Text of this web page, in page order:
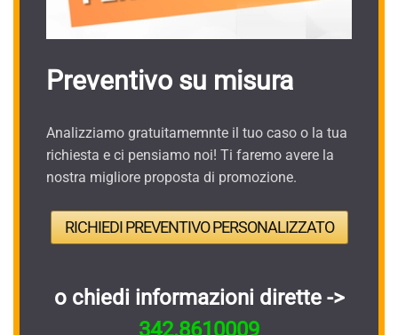
Preventivo su misura
Analizziamo gratuitamemnte il tuo caso o la tua
richiesta e ci pensiamo noi! Ti faremo avere la
nostra migliore proposta di promozione.
RICHIEDI PREVENTIVO PERSONALIZZATO
o chiedi informazioni dirette ->
342.8610009